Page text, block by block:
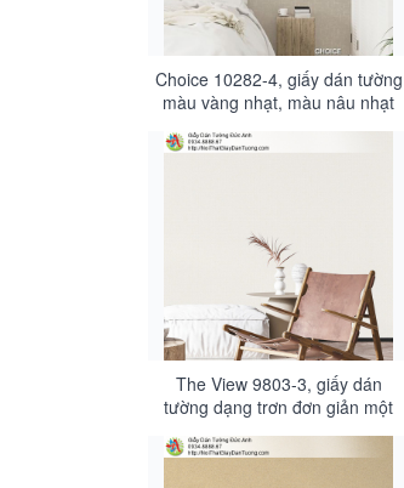
Choice 10282-4, giấy dán tường
màu vàng nhạt, màu nâu nhạt
The View 9803-3, giấy dán
tường dạng trơn đơn giản một
màu vàng nâu nhạt hiện đại